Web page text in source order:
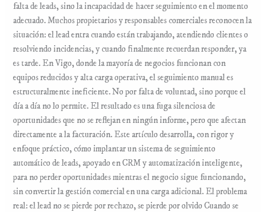
falta de leads, sino la incapacidad de hacer seguimiento en el momento
adecuado. Muchos propietarios y responsables comerciales reconocen la
situación: el lead entra cuando están trabajando, atendiendo clientes o
resolviendo incidencias, y cuando finalmente recuerdan responder, ya
es tarde. En Vigo, donde la mayoría de negocios funcionan con
equipos reducidos y alta carga operativa, el seguimiento manual es
estructuralmente ineficiente. No por falta de voluntad, sino porque el
día a día no lo permite. El resultado es una fuga silenciosa de
oportunidades que no se reflejan en ningún informe, pero que afectan
directamente a la facturación. Este artículo desarrolla, con rigor y
enfoque práctico, cómo implantar un sistema de seguimiento
automático de leads, apoyado en CRM y automatización inteligente,
para no perder oportunidades mientras el negocio sigue funcionando,
sin convertir la gestión comercial en una carga adicional. El problema
real: el lead no se pierde por rechazo, se pierde por olvido Cuando se